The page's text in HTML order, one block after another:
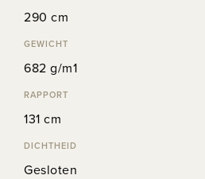
290 cm
GEWICHT
682 g/m1
RAPPORT
131 cm
DICHTHEID
Gesloten